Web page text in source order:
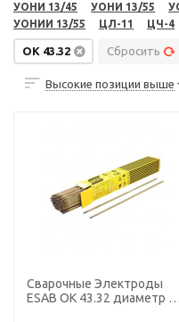
УОНИ 13/45
УОНИ 13/55
УОНИИ 13/55
ЦЛ-11 ЦЧ-4
OK 43.32 Сбросить
Высокие позиции выше
Сварочные Электроды
ESAB ОК 43.32 диаметр 3,2